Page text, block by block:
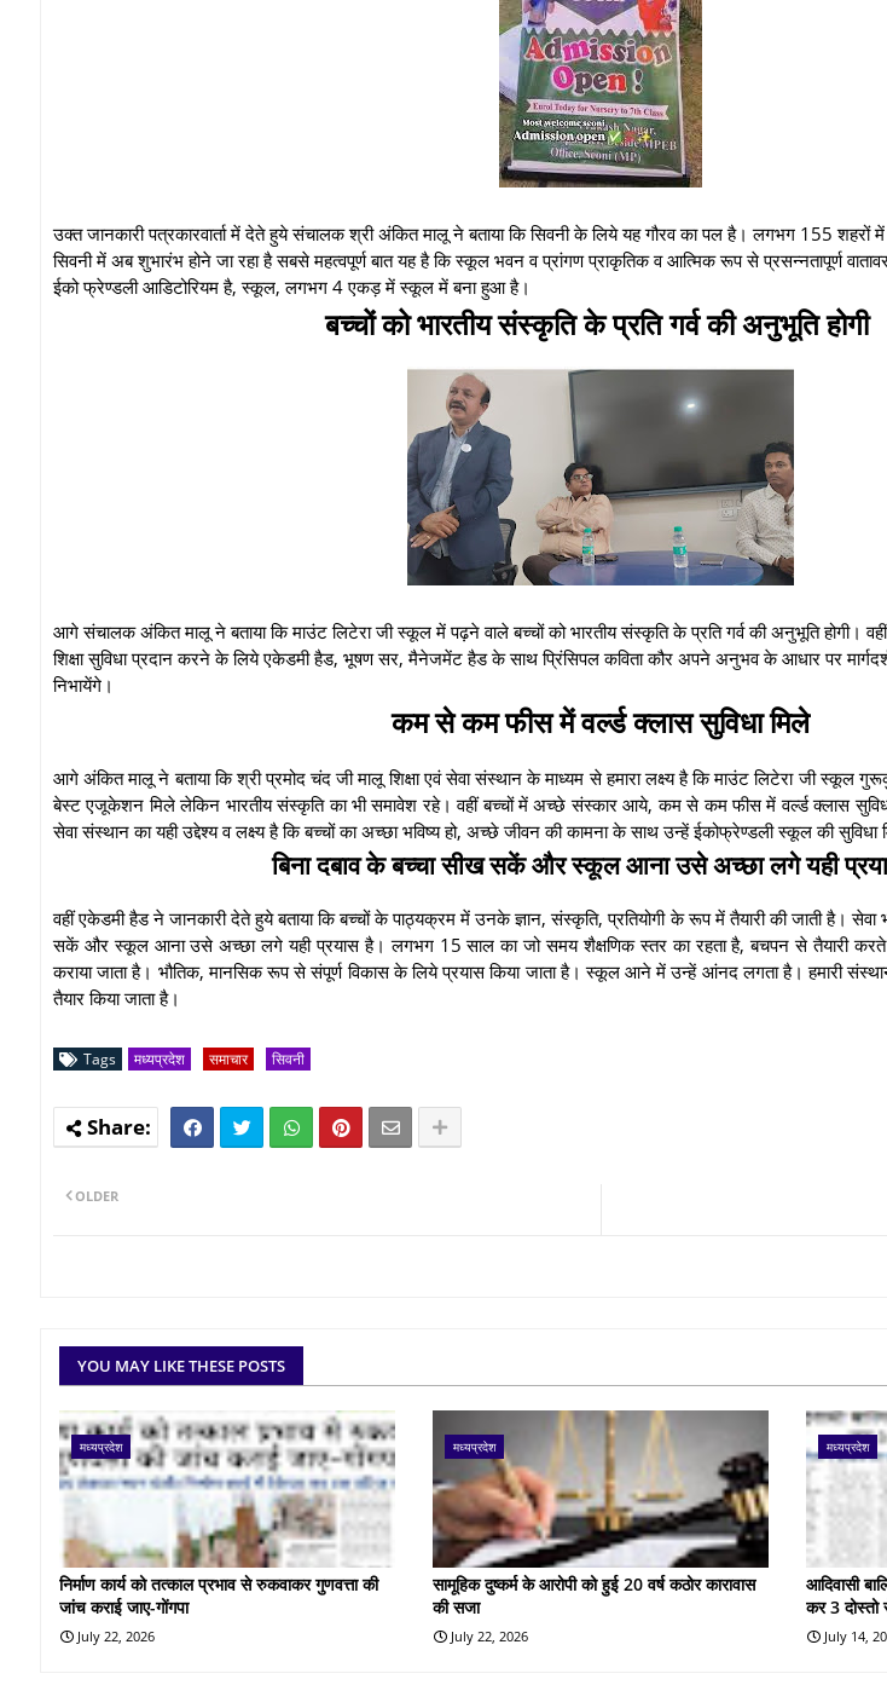
उक्त जानकारी पत्रकारवार्ता में देते हुये संचालक श्री अंकित मालू ने बताया कि सिवनी के लिये यह गौरव का पल है। लगभग 155 शहरों
सिवनी में अब शुभारंभ होने जा रहा है सबसे महत्वपूर्ण बात यह है कि स्कूल भवन व प्रांगण प्राकृतिक व आत्मिक रूप से प्रसन्नतापूर्ण
ईको फ्रेण्डली आडिटोरियम है, स्कूल, लगभग 4 एकड़ में स्कूल में बना हुआ है।
बच्चों को भारतीय संस्कृति के प्रति गर्व की अनुभूति होगी
आगे संचालक अंकित मालू ने बताया कि माउंट लिटेरा जी स्कूल में पढ़ने वाले बच्चों को भारतीय संस्कृति के प्रति गर्व की अनुभूति होगी। वहीं
शिक्षा सुविधा प्रदान करने के लिये एकेडमी हैड, भूषण सर, मैनेजमेंट हैड के साथ प्रिंसिपल कविता कौर अपने अनुभव के आधार पर
निभायेंगे।
कम से कम फीस में वर्ल्ड क्लास सुविधा मिले
आगे अंकित मालू ने बताया कि श्री प्रमोद चंद जी मालू शिक्षा एवं सेवा संस्थान के माध्यम से हमारा लक्ष्य है कि माउंट लिटेरा जी स्कूल
बेस्ट एजूकेशन मिले लेकिन भारतीय संस्कृति का भी समावेश रहे। वहीं बच्चों में अच्छे संस्कार आये, कम से कम फीस में वर्ल्ड क्लास सुविधा
सेवा संस्थान का यही उद्देश्य व लक्ष्य है कि बच्चों का अच्छा भविष्य हो, अच्छे जीवन की कामना के साथ उन्हें ईकोफ्रेण्डली स्कूल की सुविधा
बिना दबाव के बच्चा सीख सकें और स्कूल आना उसे अच्छा लगे यही
वहीं एकेडमी हैड ने जानकारी देते हुये बताया कि बच्चों के पाठ्यक्रम में उनके ज्ञान, संस्कृति, प्रतियोगी के रूप में तैयारी की जाती है। सेवा
सकें और स्कूल आना उसे अच्छा लगे यही प्रयास है। लगभग 15 साल का जो समय शैक्षणिक स्तर का रहता है, बचपन से तैयारी करते
कराया जाता है। भौतिक, मानसिक रूप से संपूर्ण विकास के लिये प्रयास किया जाता है। स्कूल आने में उन्हें आंनद लगता है। हमारी संस्थान में
तैयार किया जाता है।
Tags मध्यप्रदेश समाचार सिवनी
OLDER
YOU MAY LIKE THESE POSTS
मध्यप्रदेश
निर्माण कार्य को तत्काल प्रभाव से रुकवाकर गुणवत्ता की
जांच कराई जाए-गोंगपा
July 22, 2026
मध्यप्रदेश
सामूहिक दुष्कर्म के आरोपी को हुई 20 वर्ष कठोर कारावास
की सजा
July 22, 2026
मध्यप्रदेश
आदिवासी
कर 3 दोस्तो
July 14,